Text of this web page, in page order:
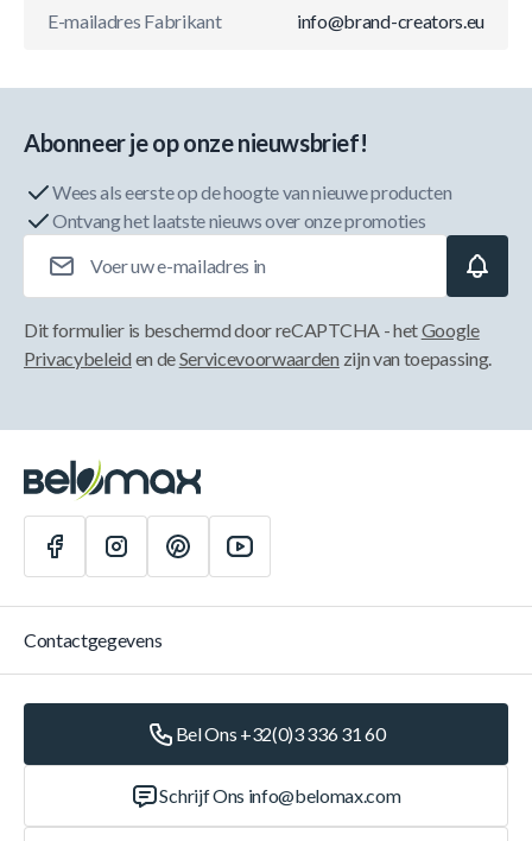
E-mailadres Fabrikant info@brand-creators.eu
Abonneer je op onze nieuwsbrief!
Wees als eerste op de hoogte van nieuwe producten
Ontvang het laatste nieuws over onze promoties
Dit formulier is beschermd door reCAPTCHA - hetGoogle
Privacybeleid en deServicevoorwaarden zijn van toepassing.
Contactgegevens
Bel Ons +32(0)3 336 31 60
Schrijf Ons info@belomax.com